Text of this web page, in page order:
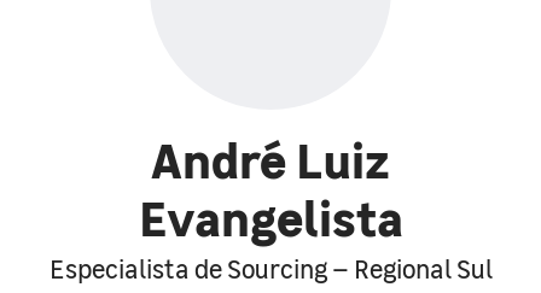
André Luiz
Evangelista
Especialista de Sourcing – Regional Sul